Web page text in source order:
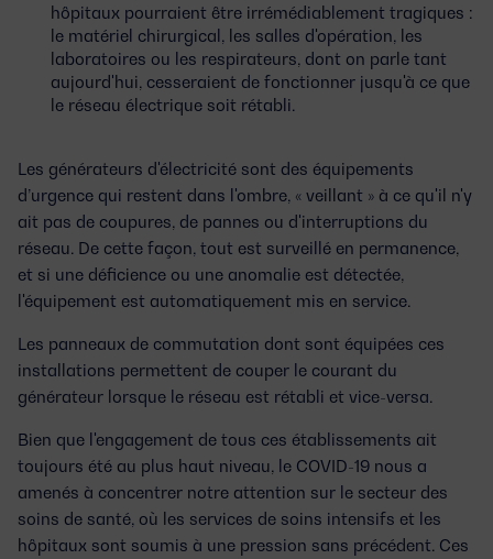
hôpitaux pourraient être irrémédiablement tragiques :
le matériel chirurgical, les salles d'opération, les
laboratoires ou les respirateurs, dont on parle tant
aujourd'hui, cesseraient de fonctionner jusqu'à ce que
le réseau électrique soit rétabli.
Les générateurs d'électricité sont des équipements
d’urgence qui restent dans l'ombre, « veillant » à ce qu'il n'y
ait pas de coupures, de pannes ou d'interruptions du
réseau. De cette façon, tout est surveillé en permanence,
et si une déficience ou une anomalie est détectée,
l'équipement est automatiquement mis en service.
Les panneaux de commutation dont sont équipées ces
installations permettent de couper le courant du
générateur lorsque le réseau est rétabli et vice-versa.
Bien que l'engagement de tous ces établissements ait
toujours été au plus haut niveau, le COVID-19 nous a
amenés à concentrer notre attention sur le secteur des
soins de santé, où les services de soins intensifs et les
hôpitaux sont soumis à une pression sans précédent. Ces